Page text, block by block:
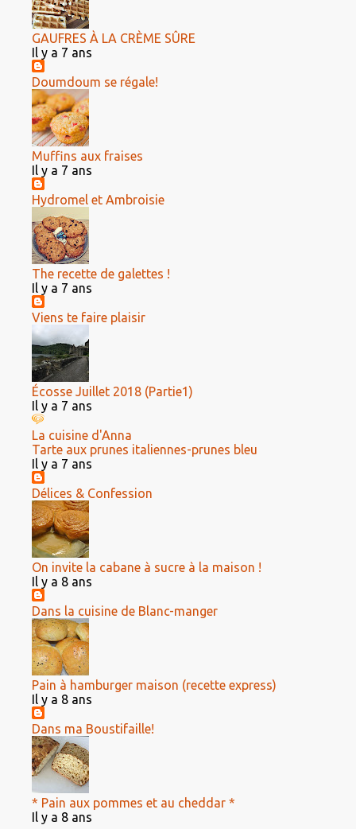
GAUFRES À LA CRÈME SÛRE
Il y a 7 ans
Doumdoum se régale!
Muffins aux fraises
Il y a 7 ans
Hydromel et Ambroisie
The recette de galettes !
Il y a 7 ans
Viens te faire plaisir
Écosse Juillet 2018 (Partie1)
Il y a 7 ans
La cuisine d'Anna
Tarte aux prunes italiennes-prunes bleu
Il y a 7 ans
Délices & Confession
On invite la cabane à sucre à la maison !
Il y a 8 ans
Dans la cuisine de Blanc-manger
Pain à hamburger maison (recette express)
Il y a 8 ans
Dans ma Boustifaille!
* Pain aux pommes et au cheddar *
Il y a 8 ans